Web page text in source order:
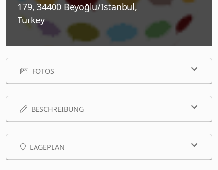
179, 34400 Beyoğlu/Istanbul,
Turkey
FOTOS
BESCHREIBUNG
LAGEPLAN